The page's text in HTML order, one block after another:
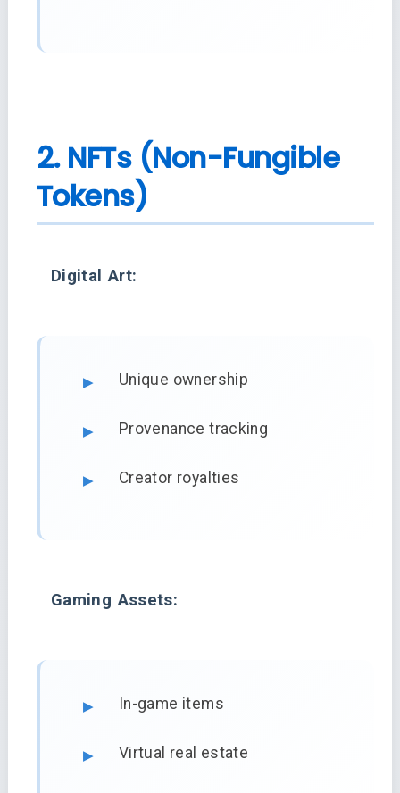
2. NFTs (Non-Fungible
Tokens)
Digital Art:
Unique ownership
Provenance tracking
Creator royalties
Gaming Assets:
In-game items
Virtual real estate